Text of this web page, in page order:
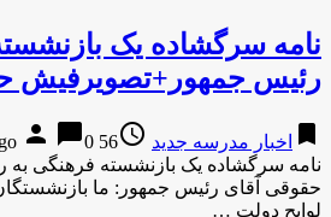
نامه سرگشاده یک
رئیس جمهور+تصویرفیش
bookmark اخبار مدرسه جدید access_time
56 years ago
person chat_bubble0
نامه سرگشاده یک بازنشسته فرهنگی
حقوقی آقای رئیس جمهور: ما
لوایح دولت …